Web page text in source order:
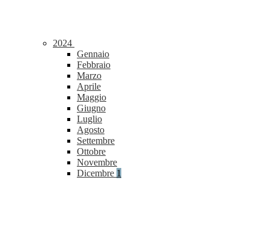
2024
Gennaio
Febbraio
Marzo
Aprile
Maggio
Giugno
Luglio
Agosto
Settembre
Ottobre
Novembre
Dicembre 1